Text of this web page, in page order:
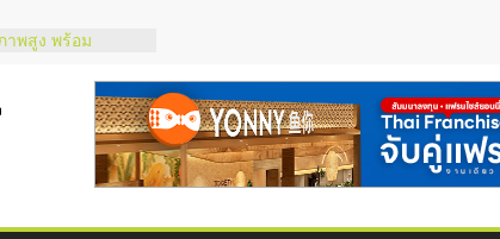
ชส์ยอนนี่
พสูง พร้อม
สียง
ในไทยที่ไหนดี?
ห้คุ้มค่าและตอบ
ภาพคล่องให้ธุรกิจ